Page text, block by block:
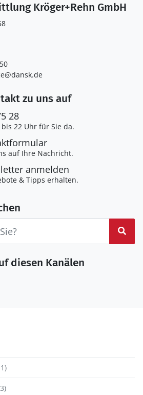
Kröger+Rehn GmbH
zu uns auf
28
22 Uhr für Sie da.
auf Ihre Nachricht.
anmelden
& Tipps erhalten.
diesen Kanälen